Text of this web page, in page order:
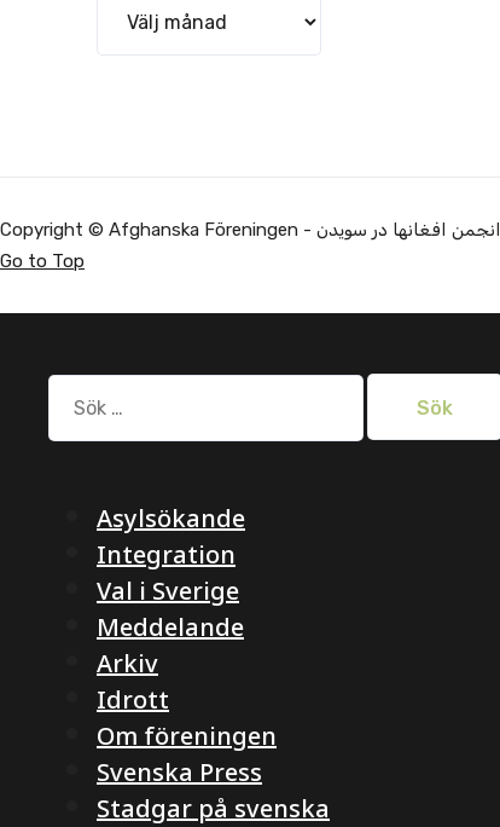
Go to Top
Sök
efter:
Asylsökande
Integration
Val i Sverige
Meddelande
Arkiv
Idrott
Om föreningen
Svenska Press
Stadgar på svenska